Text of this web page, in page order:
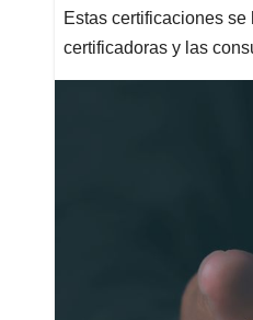
Estas certificaciones
certificadoras y las